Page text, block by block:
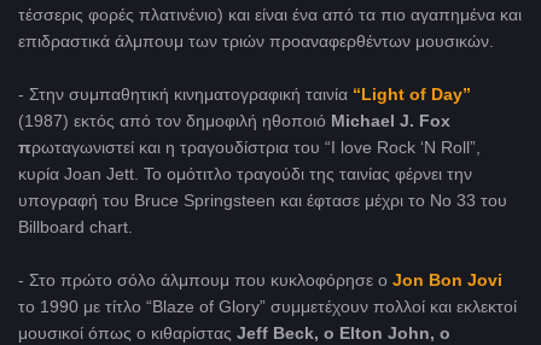
τέσσερις φορές πλατινένιο) και είναι ένα από τα πιο αγαπημένα και
επιδραστικά άλμπουμ των τριών προαναφερθέντων μουσικών.
- Στην συμπαθητική κινηματογραφική ταινία “Light of Day”
(1987) εκτός από τον δημοφιλή ηθοποιό Μichael J. Fox
πρωταγωνιστεί και η τραγουδίστρια του “I love Rock ‘N Roll”,
κυρία Joan Jett. Το ομότιτλο τραγούδι της ταινίας φέρνει την
υπογραφή του Bruce Springsteen και έφτασε μέχρι το Nο 33 του
Billboard chart.
- Στο πρώτο σόλο άλμπουμ που κυκλοφόρησε ο Jon Bon Jovi
το 1990 με τίτλο “Blaze of Glory” συμμετέχουν πολλοί και εκλεκτοί
μουσικοί όπως ο κιθαρίστας Jeff Beck, ο Elton John, o